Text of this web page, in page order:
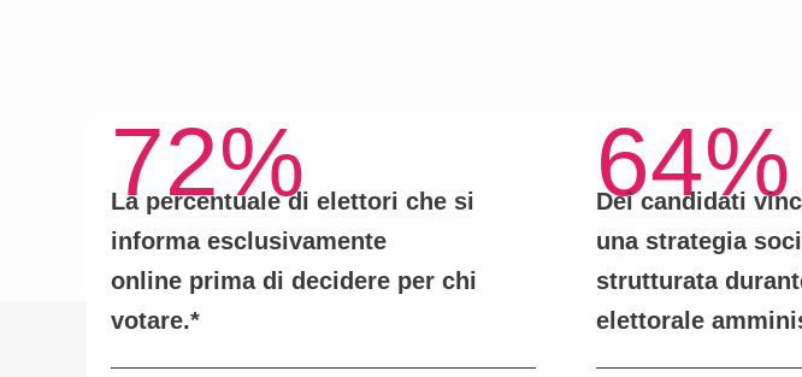
72%
La percentuale di elettori che si
informa esclusivamente
online prima di decidere per chi
votare.*
64%
Dei candidati
una strategia
strutturata
elettorale